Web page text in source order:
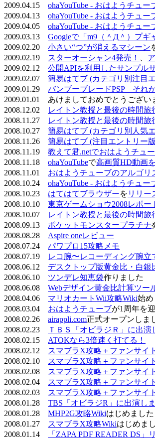
2009.04.15 ohaYouTube - おはようチュー
2009.04.13 ohaYouTube - おはようチュー
2009.04.05 ohaYouTube - おはようチュー
2009.03.13 Googleで「m9（＾Д＾）プギ
2009.02.20 小さい“つ”が消えるマシーン
2009.02.19
スターオーシャン4発売！
2009.02.12 公開APIを利用したサンプル
2009.02.07 簡易はてブ (カテゴリ別注目
2009.01.29 バンブーブレードPSP それ
2009.01.01 あけましておめでとうござい
2008.12.02
レイトン教授と最後の時間旅
2008.11.27
レイトン教授と最後の時間旅
2008.10.27 簡易はてブ (カテゴリ別人気
2008.11.26 簡易はてブ (注目エントリー
2008.11.19 教えて君.netでおはようチュ
2008.11.18 ohaYouTubeで高画質HD動画
2008.11.01 おはようチューブのアルゴリ
2008.10.24 ohaYouTube - おはようチュー
2008.10.23 はてはてブラウザーを リリー
2008.10.10 東京ゲームショウ2008レポー
2008.10.07
レイトン教授と最後の時間旅
2008.09.13 ポケットモンスタープラチナ
2008.08.28 Aspire oneレビュー
2008.07.24 パワプロ15攻略メモ
2008.07.19
レコ腕〜レコーディング腕立
2008.06.12 デスクトップ版黄金比・白
2008.06.10 ツンデレ知恵袋作りました
2008.06.08 Webデザイン黄金比計算ツー
2008.04.06 マリオカートWii攻略Wiki始め
2008.03.04 おはようチューブが1周年を
2008.02.26 airappli.com正式オープンしま
2008.02.23
ＴＢＳ「オビラジＲ」に出演
2008.02.15 ATOKなら3倍速く打てる！
2008.02.12
スマブラX攻略＋ファンサイ
2008.02.10
スマブラX攻略＋ファンサイ
2008.02.08
スマブラX攻略＋ファンサイ
2008.02.04
スマブラX攻略＋ファンサイ
2008.02.03
スマブラX攻略＋ファンサイ
2008.01.28 TBS「オビラジR」に出演
2008.01.28 MHP2G攻略Wikiはじめました
2008.01.27
スマブラX攻略Wikiはじめま
2008.01.14
「ZAPA PDF READER DS」